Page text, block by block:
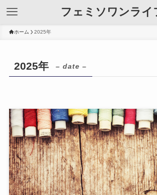
フェミソワンライ
ホーム 2025年
2025年 – date –